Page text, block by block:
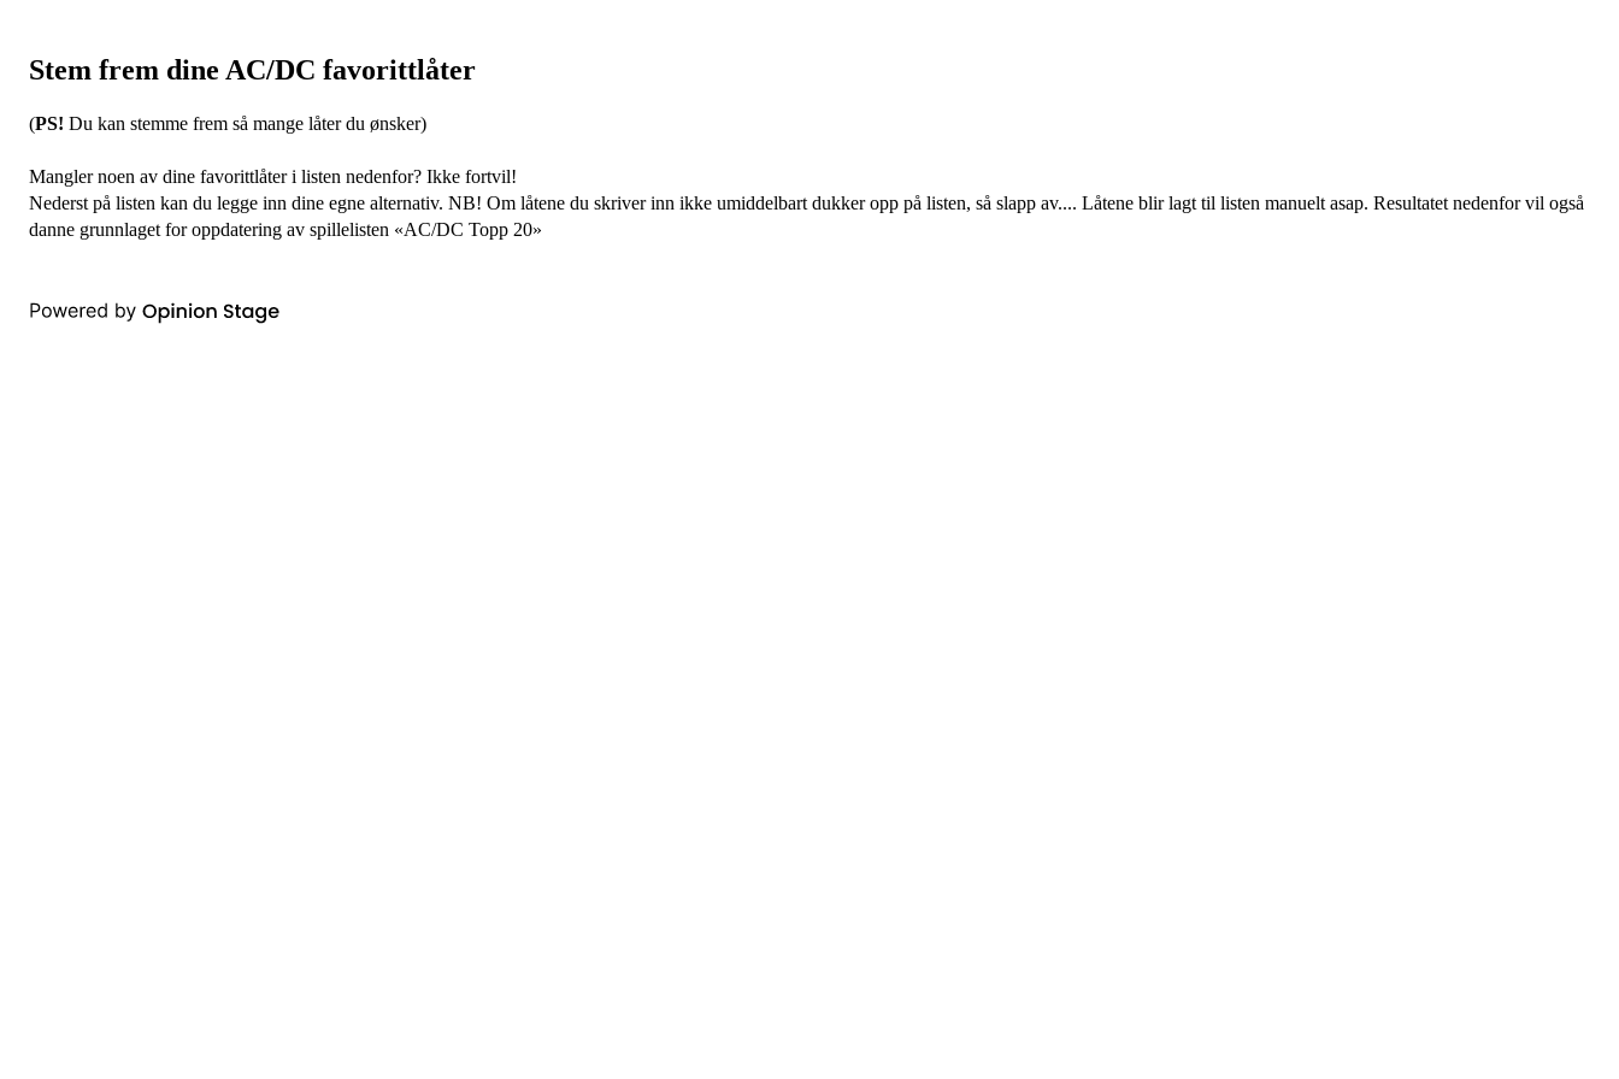
Stem frem dine AC/DC favorittlåter
(PS! Du kan stemme frem så mange låter du ønsker)
Mangler noen av dine favorittlåter i listen nedenfor? Ikke fortvil!
Nederst på listen kan du legge inn dine egne alternativ. NB! Om låtene du skriver inn ikke umiddelbart dukker opp på listen, så slapp av.... Låtene blir lagt til listen manuelt asap. Resultatet nedenfor vil også
danne grunnlaget for oppdatering av spillelisten «AC/DC Topp 20»